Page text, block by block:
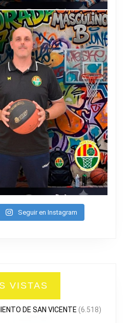
Seguir en Instagram
VISTAS
DE SAN VICENTE (6.518)